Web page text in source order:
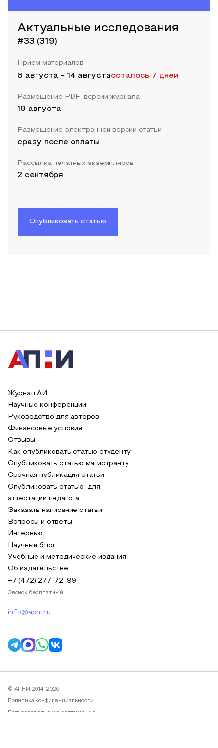
Актуальные исследования
#33 (319)
Прием материалов
8 августа - 14 августаосталось 7 дней
Размещение PDF-версии журнала
19 августа
Размещение электронной версии статьи
сразу после оплаты
Рассылка печатных экземпляров
2 сентября
Опубликовать статью
Журнал АИ
Научные конференции
Руководство для авторов
Финансовые условия
Отзывы
Как опубликовать статью студенту
Опубликовать статью магистранту
Срочная публикация статьи
Опубликовать статью для
аттестации педагога
Заказать написание статьи
Вопросы и ответы
Интервью
Научный блог
Учебные и методические издания
Об издательстве
+7 (472) 277-72-99
Звонок бесплатный
info@apni.ru
© АПНИ 2014-2026
Политика конфиденциальности
Пользовательское соглашение